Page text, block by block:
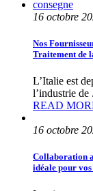
16 octobre
Nos
Traitement de
L’Italie est
l’industrie de
READ
16 octobre
Collaboration
idéale pour